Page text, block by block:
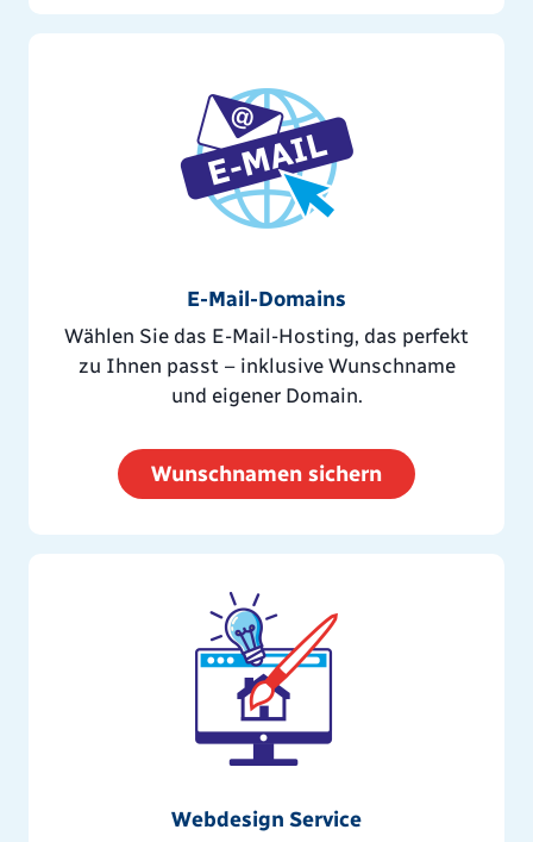
E-Mail-Domains
Wählen Sie das E-Mail-Hosting, das perfekt
zu Ihnen passt – inklusive Wunschname
und eigener Domain.
Wunschnamen sichern
Webdesign Service